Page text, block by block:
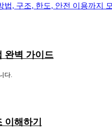
법, 구조, 한도, 안전 이용까지
완벽 가이드
다.
해하기